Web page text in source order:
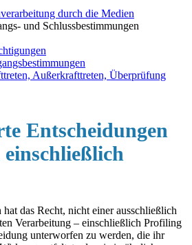
durch die Medien
und Schlussbestimmungen
Außerkrafttreten, Überprüfung
Entscheidungen
das Recht, nicht einer ausschließlich
Verarbeitung – einschließlich Profiling
unterworfen zu werden, die ihr